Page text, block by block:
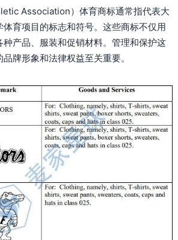
Association）体育商标通常指代表大
育项目的标志和符号。这些商标不仅用
产品、服装和促销材料。管理和保护这
牌形象和法律权益至关重要。